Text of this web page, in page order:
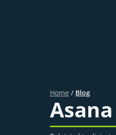
Home / Blog